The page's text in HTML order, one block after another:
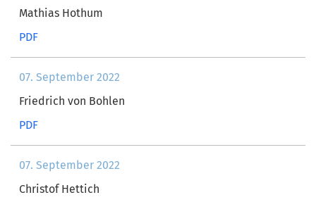
Mathias Hothum
PDF
07. September 2022
Friedrich von Bohlen
PDF
07. September 2022
Christof Hettich